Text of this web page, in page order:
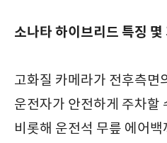
소나타 하이브리드 특징
고화질 카메라가 전후측면
운전자가 안전하게 주차할
비롯해 운전석 무릎 에어백